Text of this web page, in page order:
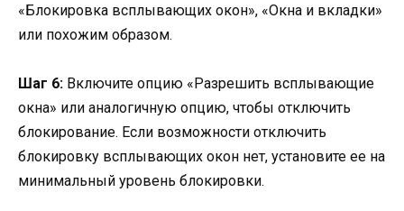
«Блокировка всплывающих окон», «Окна и вкладки»
или похожим образом.
Шаг 6: Включите опцию «Разрешить всплывающие
окна» или аналогичную опцию, чтобы отключить
блокирование. Если возможности отключить
блокировку всплывающих окон нет, установите ее на
минимальный уровень блокировки.